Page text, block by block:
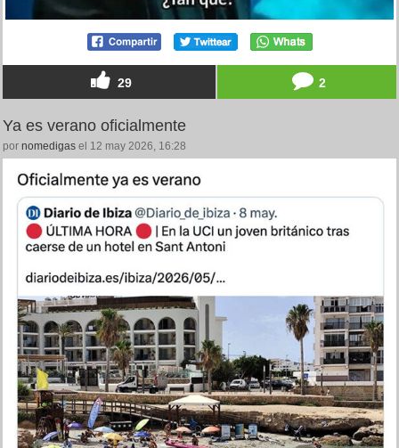
29 2
Ya es verano oficialmente
por nomedigas el 12 may 2026, 16:28